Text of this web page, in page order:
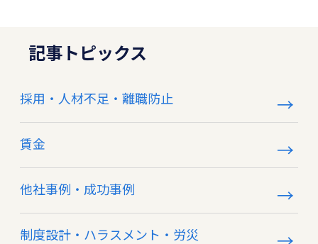
記事トピックス
採用・人材不足・離職防止
賃金
他社事例・成功事例
制度設計・ハラスメント・労災